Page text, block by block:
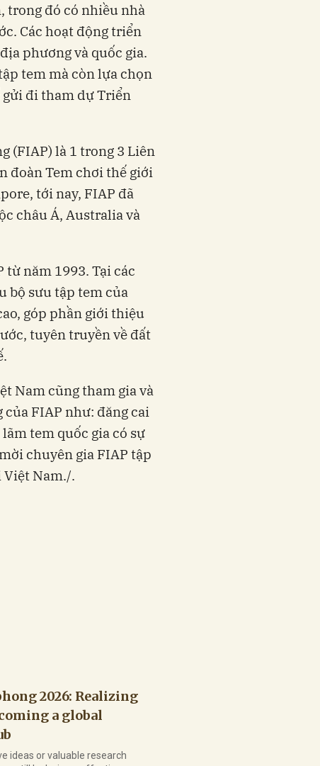
trong đó có nhiều nhà
Các hoạt động triển
phương và quốc gia.
tem mà còn lựa chọn
gửi đi tham dự Triển
(FIAP) là 1 trong 3 Liên
đoàn Tem chơi thế giới
tới nay, FIAP đã
châu Á, Australia và
năm 1993. Tại các
bộ sưu tập tem của
góp phần giới thiệu
tuyên truyền về đất
Nam cũng tham gia và
FIAP như: đăng cai
tem quốc gia có sự
chuyên gia FIAP tập
Việt Nam./.
2026: Realizing
a global
ideas or valuable research